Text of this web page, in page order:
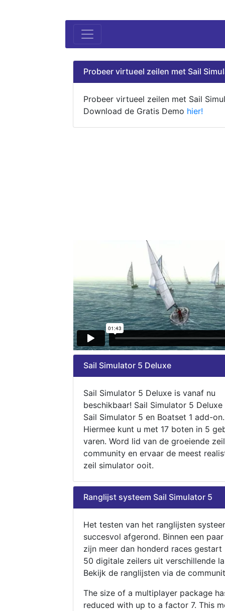
Probeer virtueel zeilen met Sail
Probeer virtueel zeilen met Sail
Download de Gratis Demo hier!
Sail Simulator 5 Deluxe
Sail Simulator 5 Deluxe is vanaf nu
beschikbaar! Sail Simulator 5
Sail Simulator 5 en Boatset 1 add-on.
Hiermee kunt u met 17 boten in 5
varen. Word lid van de groeiende zeil
community en ervaar de meest
zeil simulator ooit.
Ranglijst systeem Sail Simulator 5
Het testen van het ranglijsten
succesvol afgerond. Binnen een
zijn meer dan honderd races gestart
50 digitale zeilers uit verschillende
Bekijk de ranglijsten via de
The size of a multiplayer package
reduced with up to a factor 7. This